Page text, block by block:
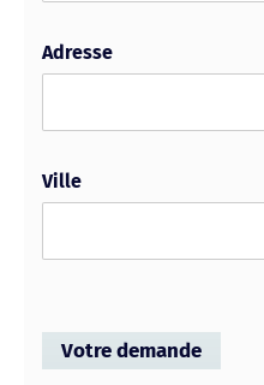
Adresse
Ville
Votre demande